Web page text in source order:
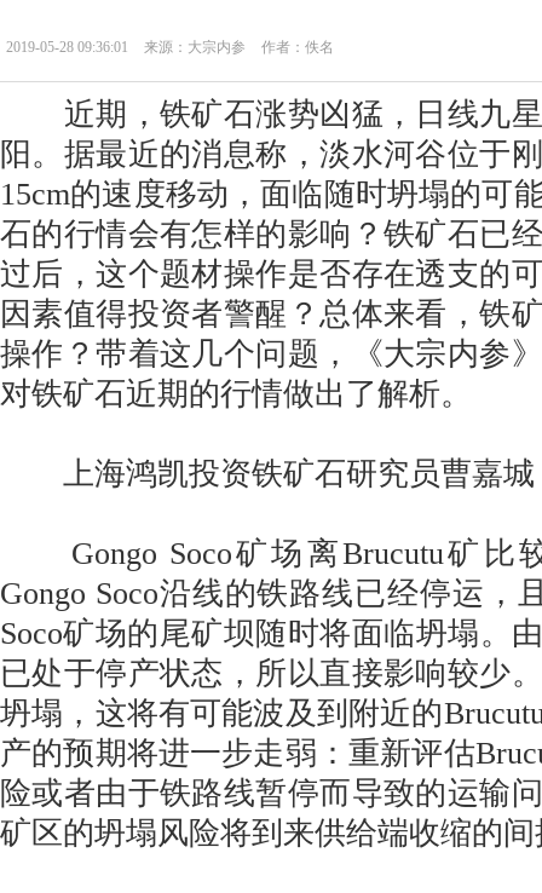
2019-05-28 09:36:01 来源：大宗内参 作者：佚名
近期，铁矿石涨势凶猛，日线九星
阳。据最近的消息称，淡水河谷位于
15cm的速度移动，面临随时坍塌的可
石的行情会有怎样的影响？铁矿石已
过后，这个题材操作是否存在透支的
因素值得投资者警醒？总体来看，铁
操作？带着这几个问题，《大宗内参
对铁矿石近期的行情做出了解析。
上海鸿凯投资铁矿石研究员曹嘉城
Gongo Soco矿场离Brucutu矿比
Gongo Soco沿线的铁路线已经停运，
Soco矿场的尾矿坝随时将面临坍塌。
已处于停产状态，所以直接影响较少
坍塌，这将有可能波及到附近的
产的预期将进一步走弱：重新评估
险或者由于铁路线暂停而导致的运输
矿区的坍塌风险将到来供给端收缩的